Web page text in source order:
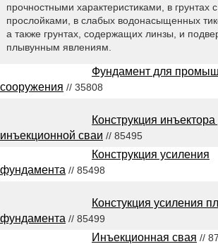
прочностными характеристиками, в грунтах
прослойками, в слабых водонасыщенных
а также грунтах, содержащих линзы, и
плывунным явлениям.
Фундамент для
сооружения // 35808
Конструкция
инъекционной сваи // 85495
Конструкция усиления
фундамента // 85498
Констукция усиления
фундамента // 85499
Инъекционная свая //